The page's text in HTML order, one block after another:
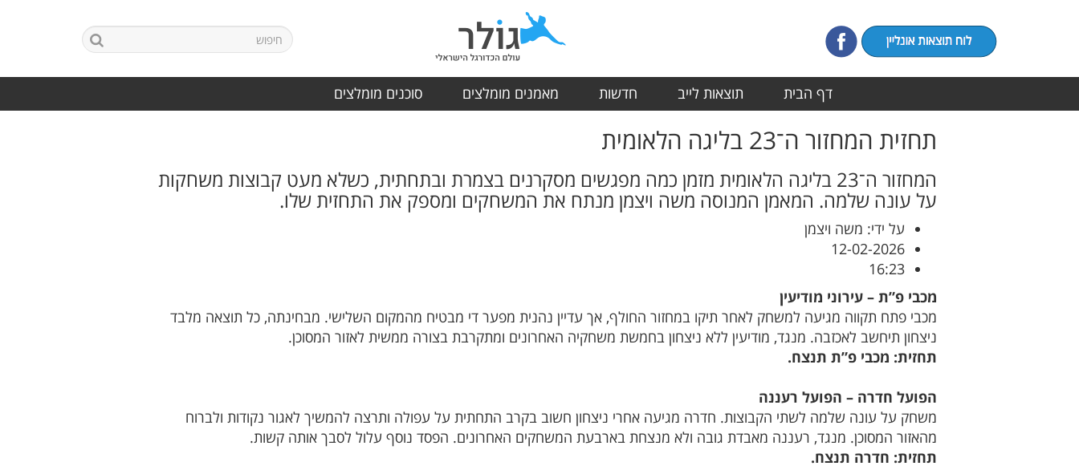
דף הבית תוצאות לייב חדשות מאמנים מומלצים סוכנים מומלצים
תחזית המחזור ה־23 בליגה הלאומית
המחזור ה־23 בליגה הלאומית מזמן כמה מפגשים מסקרנים בצמרת ובתחתית, כשלא מעט קבוצות משחקות
על עונה שלמה. המאמן המנוסה משה ויצמן מנתח את המשחקים ומספק את התחזית שלו.
על ידי: משה ויצמן
12-02-2026
16:23
מכבי פ”ת – עירוני מודיעין
מכבי פתח תקווה מגיעה למשחק לאחר תיקו במחזור החולף, אך עדיין נהנית מפער די מבטיח מהמקום השלישי. מבחינתה, כל תוצאה מלבד
ניצחון תיחשב לאכזבה. מנגד, מודיעין ללא ניצחון בחמשת משחקיה האחרונים ומתקרבת בצורה ממשית לאזור המסוכן.
תחזית: מכבי פ”ת תנצח.
הפועל חדרה – הפועל רעננה
משחק על עונה שלמה לשתי הקבוצות. חדרה מגיעה אחרי ניצחון חשוב בקרב התחתית על עפולה ותרצה להמשיך לאגור נקודות ולברוח
מהאזור המסוכן. מנגד, רעננה מאבדת גובה ולא מנצחת בארבעת המשחקים האחרונים. הפסד נוסף עלול לסבך אותה קשות.
תחזית: חדרה תנצח.